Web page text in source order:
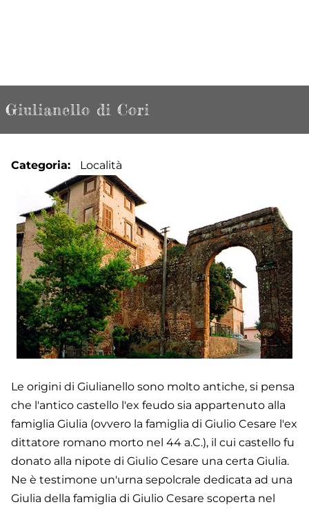
Giulianello di Cori
Categoria Località
Le origini di Giulianello sono molto antiche, si pensa
che l'antico castello l'ex feudo sia appartenuto alla
famiglia Giulia (ovvero la famiglia di Giulio Cesare l'ex
dittatore romano morto nel 44 a.C.), il cui castello fu
donato alla nipote di Giulio Cesare una certa Giulia.
Ne è testimone un'urna sepolcrale dedicata ad una
Giulia della famiglia di Giulio Cesare scoperta nel